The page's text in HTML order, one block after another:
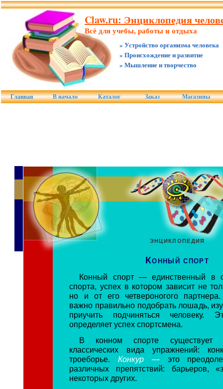
Claw.ru: Энциклопедия
Всё для учебы, работы и отдыха
» Устройство организма человека
» Происхождение и развитие
» Мышление и творчество
Главная В начало Каталог Заказ Магазины
ЭНЦИКЛОПЕДИЯ
Конный спорт
Конный спорт — единственный в
спорта, успех в котором зависит не
но и от его четвероногого
важно правильно подобрать лошадь,
приучить подчиняться человеку.
определяет успех спортсмена.
В конном спорте существует
классических вида упражнений:
троеборье.Конкур — это
различных препятствий: барьеров,
некоторых других.